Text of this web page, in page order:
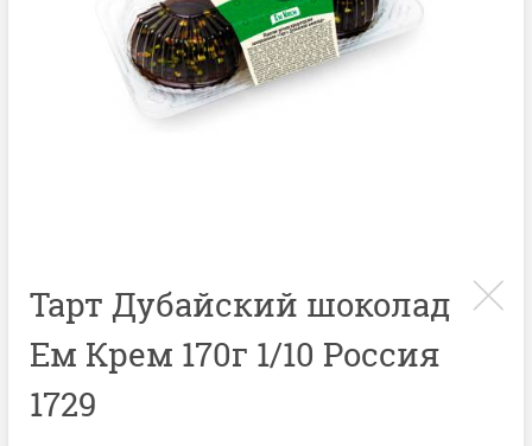
Тарт Дубайский шоколад
Ем Крем 170г 1/10 Россия
1729